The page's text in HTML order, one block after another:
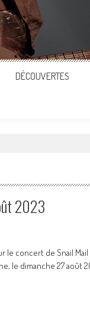
DÉCOUVERTES
2023
le concert de Snail
le dimanche 27 août